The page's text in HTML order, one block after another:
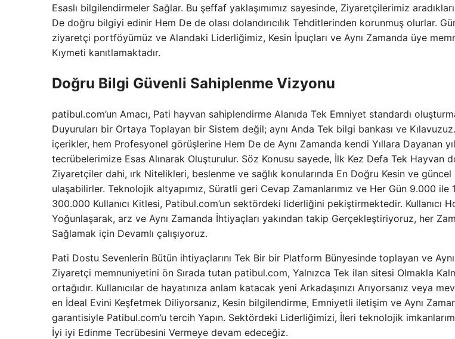
Esaslı bilgilendirmeler Sağlar. Bu şeffaf yaklaşımımız sayesinde, Ziyaretçilerimiz
De doğru bilgiyi edinir Hem De de olası dolandırıcılık Tehditlerinden korunmuş olurlar.
ziyaretçi portföyümüz ve Alandaki Liderliğimiz, Kesin İpuçları ve Aynı Zamanda üye
Kıymeti kanıtlamaktadır.
Doğru Bilgi Güvenli Sahiplenme Vizyonu
patibul.com’un Amacı, Pati hayvan sahiplendirme Alanıda Tek Emniyet standardı
Duyuruları bir Ortaya Toplayan bir Sistem değil; aynı Anda Tek bilgi bankası ve
içerikler, hem Profesyonel görüşlerine Hem De de Aynı Zamanda kendi Yıllara Dayanan
tecrübelerimize Esas Alınarak Oluşturulur. Söz Konusu sayede, İlk Kez Defa Tek Hayvan
Ziyaretçiler dahi, ırk Nitelikleri, beslenme ve sağlık konularında En Doğru Kesin ve
ulaşabilirler. Teknolojik altyapımız, Süratli geri Cevap Zamanlarımız ve Her Gün 9.000 ile
300.000 Kullanıcı Kitlesi, Patibul.com’un sektördeki liderliğini pekiştirmektedir. Kullanıcı
Yoğunlaşarak, arz ve Aynı Zamanda İhtiyaçları yakından takip Gerçekleştiriyoruz, her
Sağlamak için Devamlı çalışıyoruz.
Pati Dostu Sevenlerin Bütün ihtiyaçlarını Tek Bir bir Platform Bünyesinde toplayan ve
Ziyaretçi memnuniyetini ön Sırada tutan patibul.com, Yalnızca Tek ilan sitesi Olmakla
ortağıdır. Kullanıcılar de hayatınıza anlam katacak yeni Arkadaşınızı Arıyorsanız veya
en İdeal Evini Keşfetmek Diliyorsanız, Kesin bilgilendirme, Emniyetli iletişim ve Aynı
garantisiyle Patibul.com’u tercih Yapın. Sektördeki Liderliğimizi, İleri teknolojik
İyi iyi Edinme Tecrübesini Vermeye devam edeceğiz.